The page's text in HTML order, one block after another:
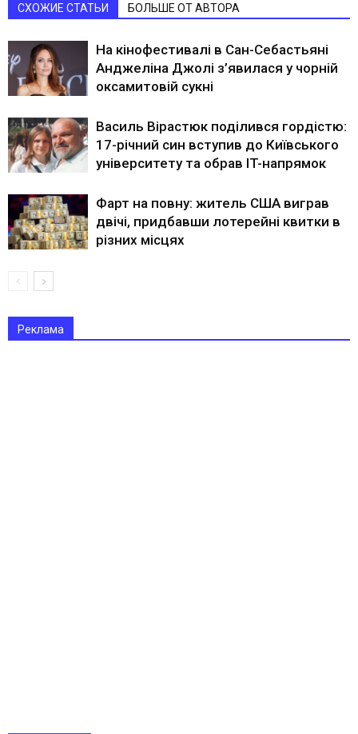
СХОЖИЕ СТАТЬИ БОЛЬШЕ ОТ АВТОРА
На кінофестивалі в Сан-Себастьяні
Анджеліна Джолі з’явилася у чорній
оксамитовій сукні
Василь Вірастюк поділився гордістю:
17-річний син вступив до Київського
університету та обрав IT-напрямок
Фарт на повну: житель США виграв
двічі, придбавши лотерейні квитки в
різних місцях
Реклама